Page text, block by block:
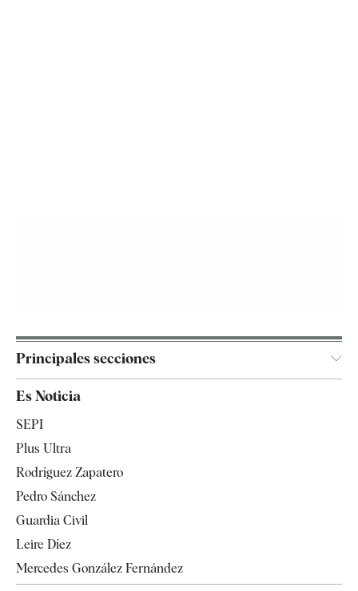
Principales secciones
España
Televisión
Es Noticia
SEPI
Plus Ultra
Rodríguez Zapatero
Pedro Sánchez
Guardia Civil
Leire Díez
Mercedes González Fernández